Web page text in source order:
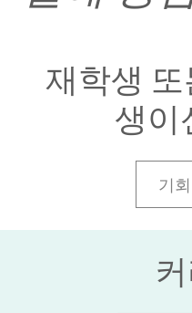
재학생
생이
기